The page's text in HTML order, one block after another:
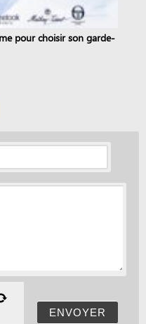
pour choisir son garde-
ENVOYER